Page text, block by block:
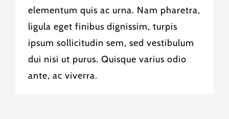
elementum quis ac urna. Nam pharetra,
ligula eget finibus dignissim, turpis
ipsum sollicitudin sem, sed vestibulum
dui nisi ut purus. Quisque varius odio
ante, ac viverra.